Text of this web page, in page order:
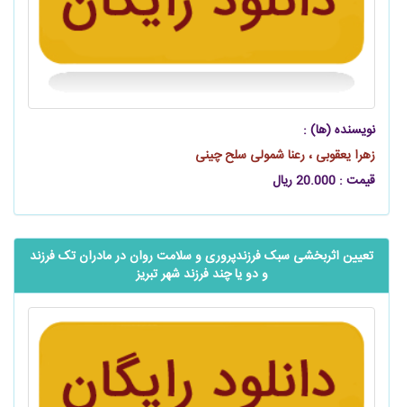
نویسنده (ها) :
زهرا یعقوبی ، رعنا شمولی سلح چینی
قیمت : 20.000 ریال
تعیین اثربخشی سبک فرزندپروری و سلامت روان در مادران تک فرزند
و دو یا چند فرزند شهر تبریز